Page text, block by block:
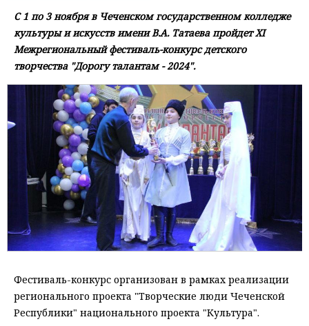
С 1 по 3 ноября в Чеченском государственном колледже
культуры и искусств имени В.А. Татаева пройдет XI
Межрегиональный фестиваль-конкурс детского
творчества "Дорогу талантам - 2024".
Фестиваль-конкурс организован в рамках реализации
регионального проекта "Творческие люди Чеченской
Республики" национального проекта "Культура".